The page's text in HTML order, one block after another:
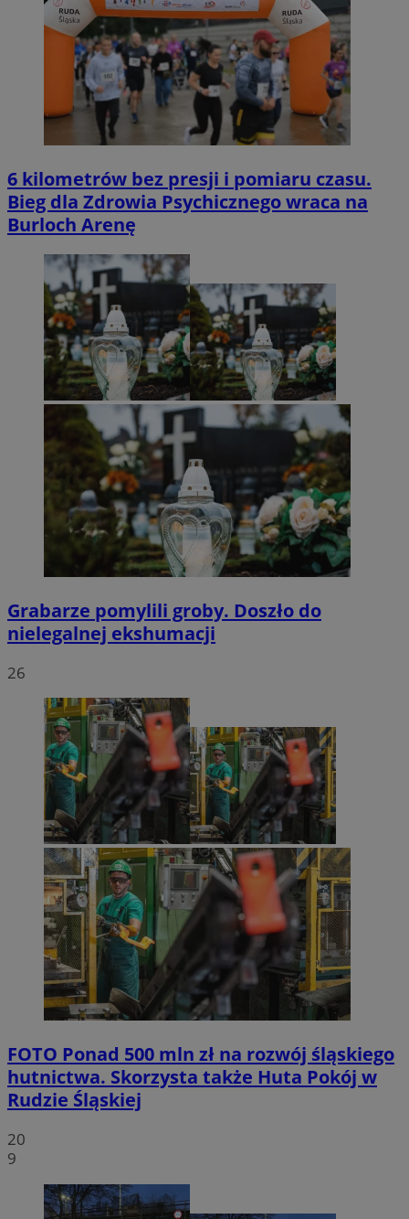
6 kilometrów bez presji i pomiaru czasu.
Bieg dla Zdrowia Psychicznego wraca na
Burloch Arenę
Grabarze pomylili groby. Doszło do
nielegalnej ekshumacji
26
FOTO Ponad 500 mln zł na rozwój śląskiego
hutnictwa. Skorzysta także Huta Pokój w
Rudzie Śląskiej
20
9